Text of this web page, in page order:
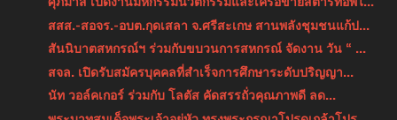
สสส.-สอจร.-อบต.กุดเสลา จ.ศรีสะเกษ สานพลังชุมชนแก้ป...
สันนิบาตสหกรณ์ฯ ร่วมกับขบวนการสหกรณ์ จัดงาน วัน “ ...
สจล. เปิดรับสมัครบุคคลที่สำเร็จการศึกษาระดับปริญญา...
นัท วอล์คเกอร์ ร่วมกับ โลตัส คัดสรรถั่วคุณภาพดี ลด...